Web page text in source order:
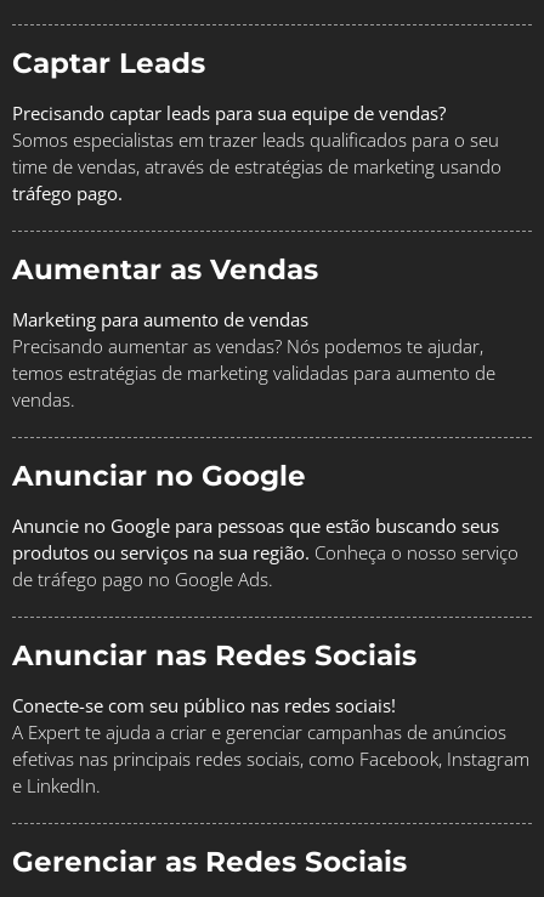
Captar Leads
Precisando captar leads para sua equipe de vendas?
Somos especialistas em trazer leads qualificados para o seu
time de vendas, através de estratégias de marketing usando
tráfego pago.
Aumentar as Vendas
Marketing para aumento de vendas
Precisando aumentar as vendas? Nós podemos te ajudar,
temos estratégias de marketing validadas para aumento de
vendas.
Anunciar no Google
Anuncie no Google para pessoas que estão buscando seus
produtos ou serviços na sua região. Conheça o nosso serviço
de tráfego pago no Google Ads.
Anunciar nas Redes Sociais
Conecte-se com seu público nas redes sociais!
A Expert te ajuda a criar e gerenciar campanhas de anúncios
efetivas nas principais redes sociais, como Facebook, Instagram
e LinkedIn.
Gerenciar as Redes Sociais